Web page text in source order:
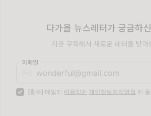
다가올 뉴스레터가 궁금하
지금 구독해서 새로운 레터를 받아
이메일
✉️
[필수] 메일리 이용약관 개인정보처리방침 에